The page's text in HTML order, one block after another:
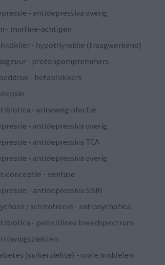
- antidepressiva overig
- morfine-achtigen
- hypothyroidie (traagwerkend)
- protonpompremmers
- betablokkers
- urineweginfectie
- antidepressiva overig
- antidepressiva TCA
- antidepressiva overig
- eenfase
- antidepressiva SSRI
/ schizofrenie - antipsychotica
- penicillines breedspectrum
(suikerziekte) - orale middelen